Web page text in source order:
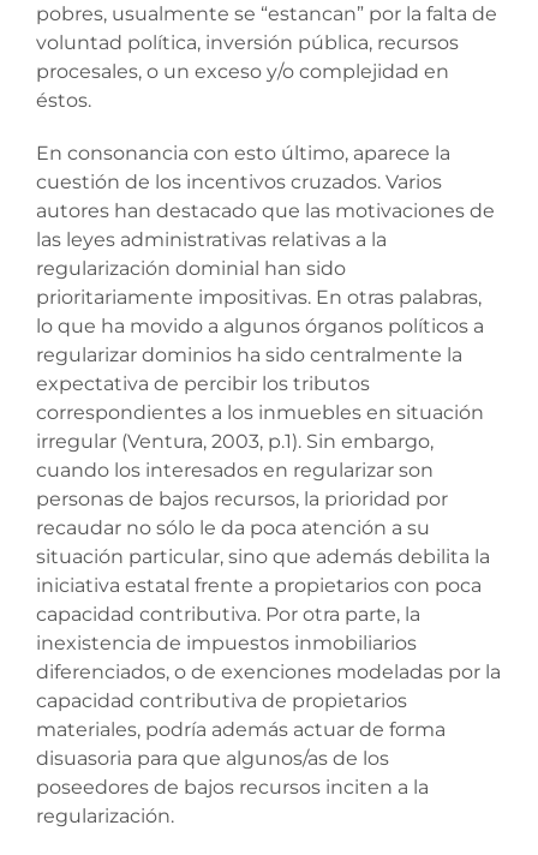
pobres, usualmente se “estancan” por la falta de
voluntad política, inversión pública, recursos
procesales, o un exceso y/o complejidad en
éstos.
En consonancia con esto último, aparece la
cuestión de los incentivos cruzados. Varios
autores han destacado que las motivaciones de
las leyes administrativas relativas a la
regularización dominial han sido
prioritariamente impositivas. En otras palabras,
lo que ha movido a algunos órganos políticos a
regularizar dominios ha sido centralmente la
expectativa de percibir los tributos
correspondientes a los inmuebles en situación
irregular (Ventura, 2003, p.1). Sin embargo,
cuando los interesados en regularizar son
personas de bajos recursos, la prioridad por
recaudar no sólo le da poca atención a su
situación particular, sino que además debilita la
iniciativa estatal frente a propietarios con poca
capacidad contributiva. Por otra parte, la
inexistencia de impuestos inmobiliarios
diferenciados, o de exenciones modeladas por la
capacidad contributiva de propietarios
materiales, podría además actuar de forma
disuasoria para que algunos/as de los
poseedores de bajos recursos inciten a la
regularización.